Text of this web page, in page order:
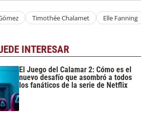
Timothée Chalamet Elle Fanning
INTERESAR
El Juego del Calamar 2: Cómo es el
nuevo desafío que asombró a todos
los fanáticos de la serie de Netflix